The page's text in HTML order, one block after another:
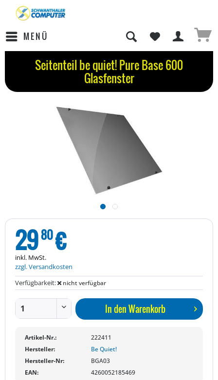
MENÜ
Seitenteil be quiet! Pure Base 600
Glasfenster
2980€
inkl. MwSt.
zzgl. Versandkosten
Verfügbarkeit:
nicht verfügbar
In denWarenkorb
Artikel-Nr.:
222411
Hersteller:
Be Quiet!
Hersteller-Nr:
BGA03
EAN:
4260052185469